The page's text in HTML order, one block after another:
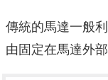
傳統的馬達一般
由固定在馬達外